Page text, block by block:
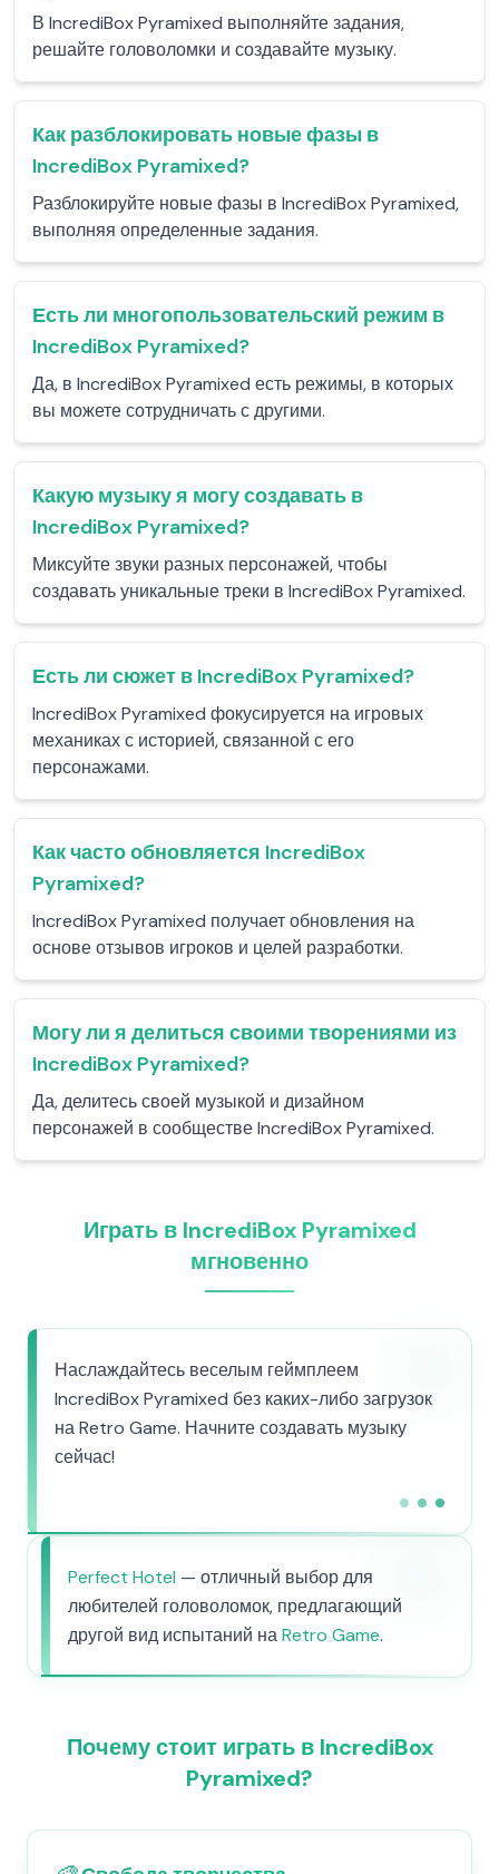
В IncrediBox Pyramixed выполняйте задания,
решайте головоломки и создавайте музыку.
Как разблокировать новые фазы в
IncrediBox Pyramixed?
Разблокируйте новые фазы в IncrediBox Pyramixed,
выполняя определенные задания.
Есть ли многопользовательский режим в
IncrediBox Pyramixed?
Да, в IncrediBox Pyramixed есть режимы, в которых
вы можете сотрудничать с другими.
Какую музыку я могу создавать в
IncrediBox Pyramixed?
Миксуйте звуки разных персонажей, чтобы
создавать уникальные треки в IncrediBox Pyramixed.
Есть ли сюжет в IncrediBox Pyramixed?
IncrediBox Pyramixed фокусируется на игровых
механиках с историей, связанной с его
персонажами.
Как часто обновляется IncrediBox
Pyramixed?
IncrediBox Pyramixed получает обновления на
основе отзывов игроков и целей разработки.
Могу ли я делиться своими творениями из
IncrediBox Pyramixed?
Да, делитесь своей музыкой и дизайном
персонажей в сообществе IncrediBox Pyramixed.
Играть в IncrediBox Pyramixed
мгновенно
Наслаждайтесь веселым геймплеем
IncrediBox Pyramixed без каких-либо загрузок
на Retro Game. Начните создавать музыку
сейчас!
Perfect Hotel — отличный выбор для
любителей головоломок, предлагающий
другой вид испытаний наRetro Game.
Почему стоит играть в IncrediBox
Pyramixed?